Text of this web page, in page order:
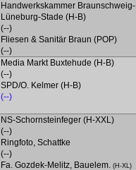
Handwerkskammer Braunschweig-
Lüneburg-Stade (H-B)
(--)
Fliesen & Sanitär Braun (POP)
(--)
Media Markt Buxtehude (H-B)
(--)
SPD/O. Kelmer (H-B)
(--)
NS-Schornsteinfeger (H-XXL)
(--)
Ringfoto, Schattke
(--)
Fa. Gozdek-Melitz, Bauelem.(H-XL)